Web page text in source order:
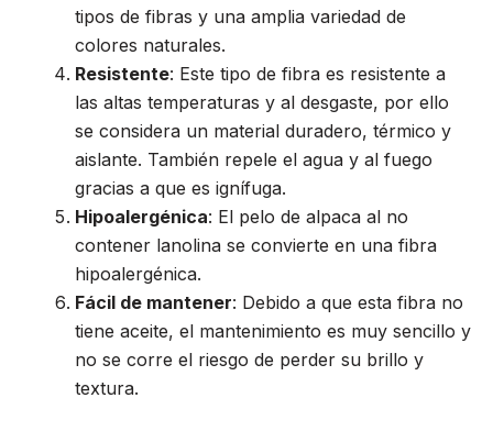
tipos de fibras y una amplia variedad de
colores naturales.
Resistente: Este tipo de fibra es resistente a
las altas temperaturas y al desgaste, por ello
se considera un material duradero, térmico y
aislante. También repele el agua y al fuego
gracias a que es ignífuga.
Hipoalergénica: El pelo de alpaca al no
contener lanolina se convierte en una fibra
hipoalergénica.
Fácil de mantener: Debido a que esta fibra no
tiene aceite, el mantenimiento es muy sencillo y
no se corre el riesgo de perder su brillo y
textura.